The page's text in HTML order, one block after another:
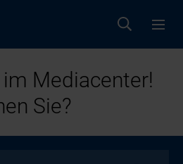
Mediacenter!
Sie?